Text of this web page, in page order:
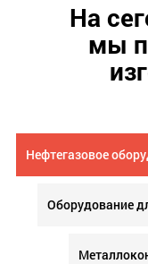
На
мы
Нефтегазовое
Оборудование